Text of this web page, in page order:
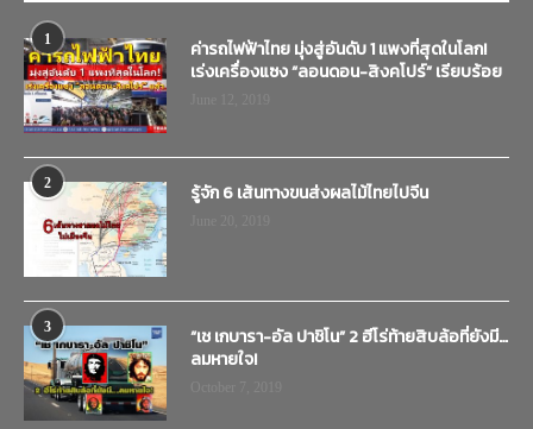
1
ค่ารถไฟฟ้าไทย มุ่งสู่อันดับ 1 แพงที่สุดในโลก!
เร่งเครื่องแซง “ลอนดอน-สิงคโปร์” เรียบร้อย
2 รู้จัก 6 เส้นทางขนส่งผลไม้ไทยไปจีน
3
“เช เกบารา-อัล ปาชิโน” 2 ฮีโร่ท้ายสิบล้อที่ยังมี…
ลมหายใจ!